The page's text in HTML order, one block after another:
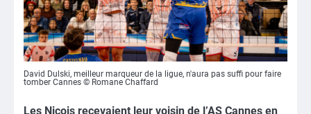
David Dulski, meilleur marqueur de la ligue, n'aura pas suffi pour faire
tomber Cannes © Romane Chaffard
Les Niçois recevaient leur voisin de l’AS Cannes en